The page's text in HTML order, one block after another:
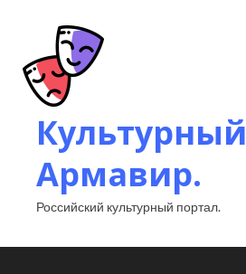
Культурный
Армавир.
Российский культурный портал.